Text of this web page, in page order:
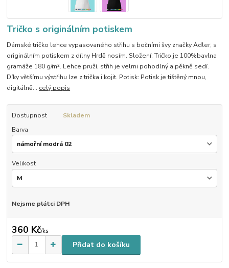
Tričko s originálním potiskem
Dámské tričko lehce vypasovaného střihu s bočními švy značky Adler, s
originálním potiskem z dílny Hrdě nosím. Složení: Tričko je 100%bavlna
gramáže 180 g/m². Lehce pruží, střih je velmi pohodlný a pěkně sedí.
Díky většímu výstřihu lze z trička i kojit. Potisk: Potisk je tištěný mnou,
digitálně... celý popis
Dostupnost
Skladem
Barva
Velikost
Nejsme plátci DPH
360 Kč/ks
Přidat do košíku